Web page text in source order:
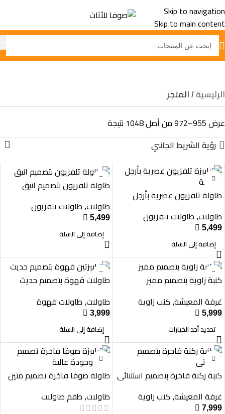
Skip to navigation
Skip to main content
المتجر
الرئيسية المتجر
عرض 955–972 من أصل 1048 نتيجة
رؤية الشريط الجانبي
طاولة تلفزيون عصرية بأرجل
طاولات, طاولات تلفزيون
 5,499
إضافة إلى السلة
طاولة تلفزيون بتصميم انيق
طاولات, طاولات تلفزيون
 5,499
إضافة إلى السلة
كنبة زاوية بتصميم مميز
غرفة المعيشة, كنب زاوية
 5,999
تحديد أحد الخيارات
طاولات قهوة بتصميم حديث
طاولات, طاولات قهوة
 3,999
إضافة إلى السلة
كنبة ركنة فاخرة بتصميم استثنائي
غرفة المعيشة, كنب زاوية
 7,999
طاولة صوفا فاخرة تصميم متين
طاولات, طقم طاولات